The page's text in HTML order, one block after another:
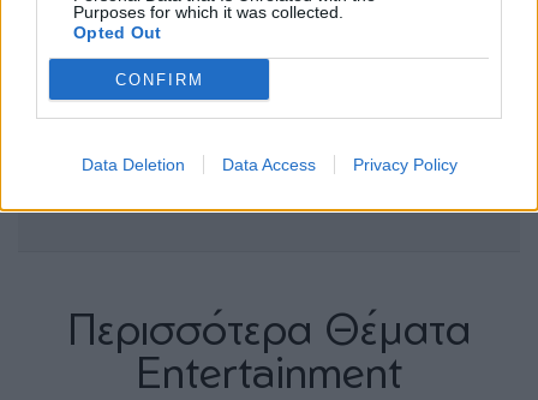
Purposes for which it was collected.
Opted Out
CONFIRM
Data Deletion Data Access Privacy Policy
Περισσότερα Θέματα
Entertainment